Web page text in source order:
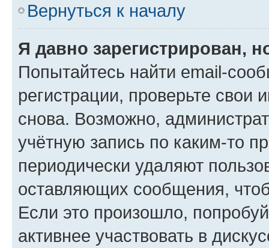
Вернуться к началу
Я давно зарегистрирован,
Попытайтесь найти email-
регистрации, проверьте свои
снова. Возможно,
учётную запись по каким-то
периодически удаляют
оставляющих сообщения,
Если это произошло,
активнее участвовать в